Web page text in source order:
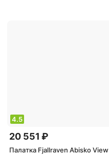
4.5
20 551 ₽
Палатка Fjallraven Abisko View